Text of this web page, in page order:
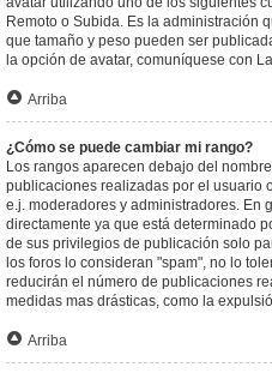
Remoto o Subida. Es la administración
que tamaño y peso pueden ser
la opción de avatar, comuníquese con
Arriba
¿Cómo se puede cambiar mi rango?
Los rangos aparecen debajo del
publicaciones realizadas por el usuario
e.j. moderadores y administradores. En
directamente ya que está determinado
de sus privilegios de publicación solo
los foros lo consideran "spam", no lo
reducirán el número de publicaciones
medidas mas drásticas, como la
Arriba